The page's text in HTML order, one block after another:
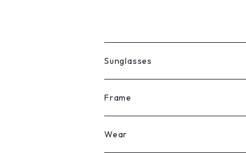
Sunglasses
All
Legit Eyewear
Frame
ボストン
Wear